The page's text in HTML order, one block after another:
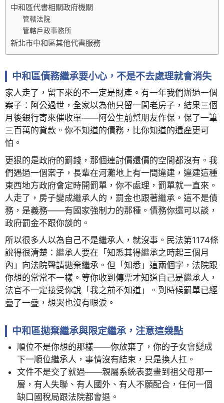
中和區代書相關政府機關
管轄法院
管轄戶政事務所
新北市中和區其他代書服務
中和區債務繼承要小心，不是不去處理就會消失
家人走了，留下來的不一定是財產。有一年我們辦過一個
案子：阿公過世，全家以為他只留一間老房子，結果三個
月後銀行寄來催收單——阿公生前幫朋友作保，保了一筆
三百萬的貸款。你不知道的債務，比你知道的遺產更可
怕。
更狠的是政府的罰錢，那個連討價還價的空間都沒有。我
們遇過一個案子，長輩在河灘地上有一間違建，違建這種
東西地方政府會定時開罰單，你不處理，罰單就一直來。
人走了，房子變成繼承人的，罰金也跟著繼承。這不是債
務，是義務——有國家強制力的那種。債務你還可以談，
政府罰金不跟你談的。
所以很多人以為自己不是繼承人，就沒事。民法第1174條
說得很清楚：繼承人要在「知悉其得繼承之時起三個月
內」向法院聲請拋棄繼承。但「知悉」這兩個字，法院跟
你想的常常不一樣。等你收到傳票才知道自己是繼承人，
法官不一定接受你說「我之前不知道」。到時候罰單已經
疊了一疊，想哭也沒有眼淚。
中和區拋棄繼承與限定繼承，注意這幾點
順位不是你想的那樣——你放棄了，你的子女會變成
下一順位繼承人，事情沒有結束，只是換人扛。
文件不是交了就過——親屬系統表要畫到祖父母那一
層，有人失聯、有人國外、有人不願配合，任何一個
缺口國稅局跟法院都會退。